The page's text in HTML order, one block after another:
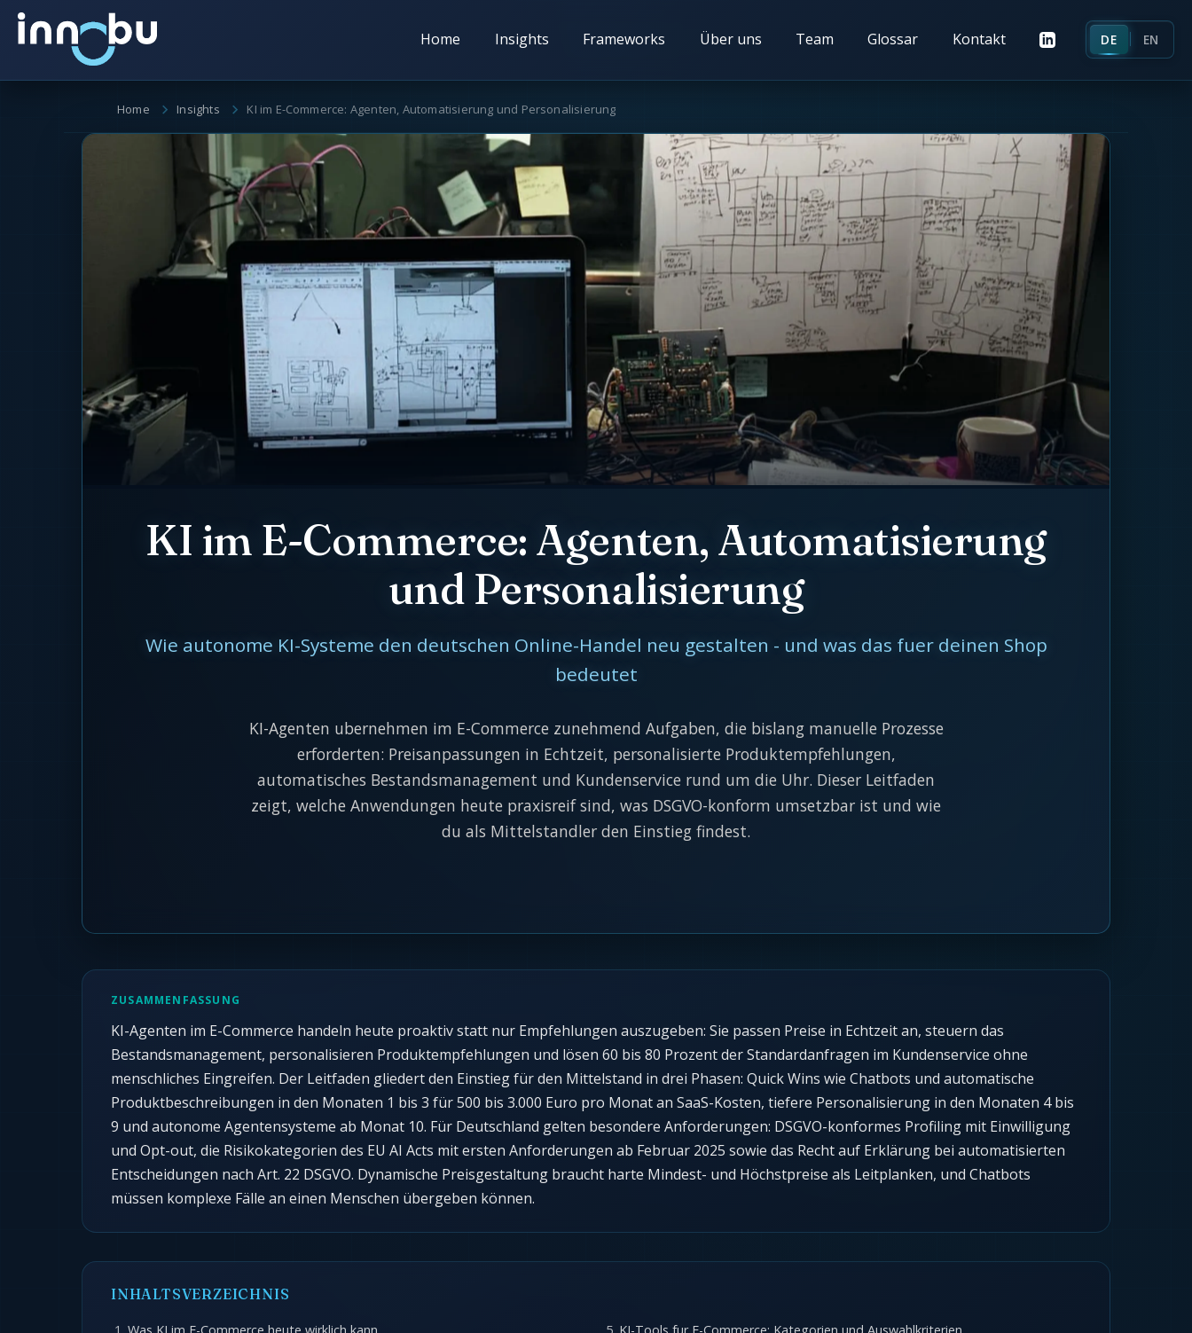
Home Insights Frameworks Über uns Team Glossar Kontakt DE EN
Home Insights KI im E-Commerce: Agenten, Automatisierung und Personalisierung
KI im E-Commerce: Agenten, Automatisierung
und Personalisierung
Wie autonome KI-Systeme den deutschen Online-Handel neu gestalten - und was das fuer deinen Shop
bedeutet
KI-Agenten ubernehmen im E-Commerce zunehmend Aufgaben, die bislang manuelle Prozesse
erforderten: Preisanpassungen in Echtzeit, personalisierte Produktempfehlungen,
automatisches Bestandsmanagement und Kundenservice rund um die Uhr. Dieser Leitfaden
zeigt, welche Anwendungen heute praxisreif sind, was DSGVO-konform umsetzbar ist und wie
du als Mittelstandler den Einstieg findest.
ZUSAMMENFASSUNG
KI-Agenten im E-Commerce handeln heute proaktiv statt nur Empfehlungen auszugeben: Sie passen Preise in Echtzeit an, steuern das
Bestandsmanagement, personalisieren Produktempfehlungen und lösen 60 bis 80 Prozent der Standardanfragen im Kundenservice ohne
menschliches Eingreifen. Der Leitfaden gliedert den Einstieg für den Mittelstand in drei Phasen: Quick Wins wie Chatbots und automatische
Produktbeschreibungen in den Monaten 1 bis 3 für 500 bis 3.000 Euro pro Monat an SaaS-Kosten, tiefere Personalisierung in den Monaten 4 bis
9 und autonome Agentensysteme ab Monat 10. Für Deutschland gelten besondere Anforderungen: DSGVO-konformes Profiling mit Einwilligung
und Opt-out, die Risikokategorien des EU AI Acts mit ersten Anforderungen ab Februar 2025 sowie das Recht auf Erklärung bei automatisierten
Entscheidungen nach Art. 22 DSGVO. Dynamische Preisgestaltung braucht harte Mindest- und Höchstpreise als Leitplanken, und Chatbots
müssen komplexe Fälle an einen Menschen übergeben können.
INHALTSVERZEICHNIS